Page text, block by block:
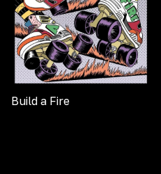
Build a Fire